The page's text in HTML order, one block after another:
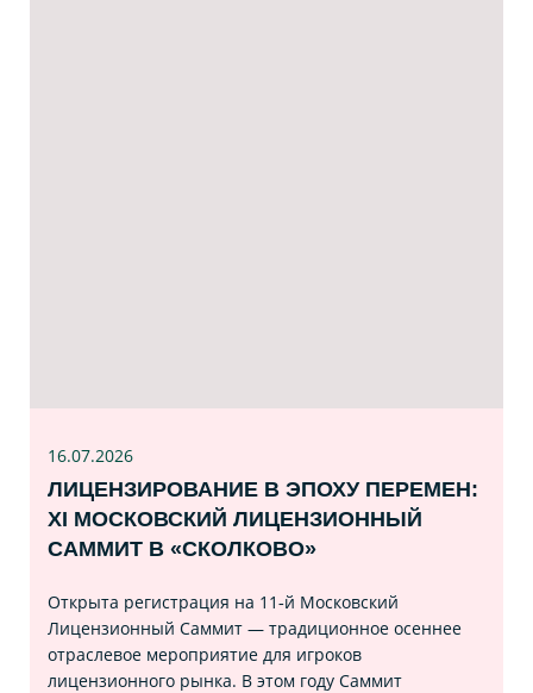
16.07.2026
ЛИЦЕНЗИРОВАНИЕ В ЭПОХУ ПЕРЕМЕН:
XI МОСКОВСКИЙ ЛИЦЕНЗИОННЫЙ
САММИТ В «СКОЛКОВО»
Открыта регистрация на 11‑й Московский
Лицензионный Саммит — традиционное осеннее
отраслевое мероприятие для игроков
лицензионного рынка. В этом году Саммит